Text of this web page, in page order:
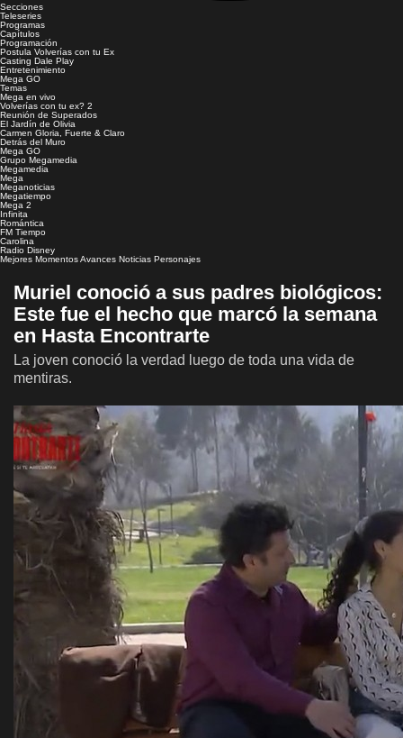
Secciones
Teleseries
Programas
Capítulos
Programación
Postula Volverías con tu Ex
Casting Dale Play
Entretenimiento
Mega GO
Temas
Mega en vivo
Volverías con tu ex? 2
Reunión de Superados
El Jardín de Olivia
Carmen Gloria, Fuerte & Claro
Detrás del Muro
Mega GO
Grupo Megamedia
Megamedia
Mega
Meganoticias
Megatiempo
Mega 2
Infinita
Romántica
FM Tiempo
Carolina
Radio Disney
Mejores MomentosAvances Noticias Personajes
Muriel conoció a sus padres biológicos:
Este fue el hecho que marcó la semana
en Hasta Encontrarte
La joven conoció la verdad luego de toda una vida de
mentiras.